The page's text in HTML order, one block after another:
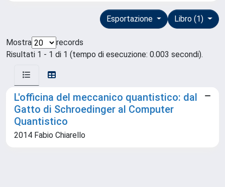
Libro (1)
Esportazione
Mostra
records
Risultati 1 - 1 di 1 (tempo di esecuzione: 0.003 secondi).
L'officina del meccanico quantistico: dal
Gatto di Schroedinger al Computer
Quantistico
2014 Fabio Chiarello